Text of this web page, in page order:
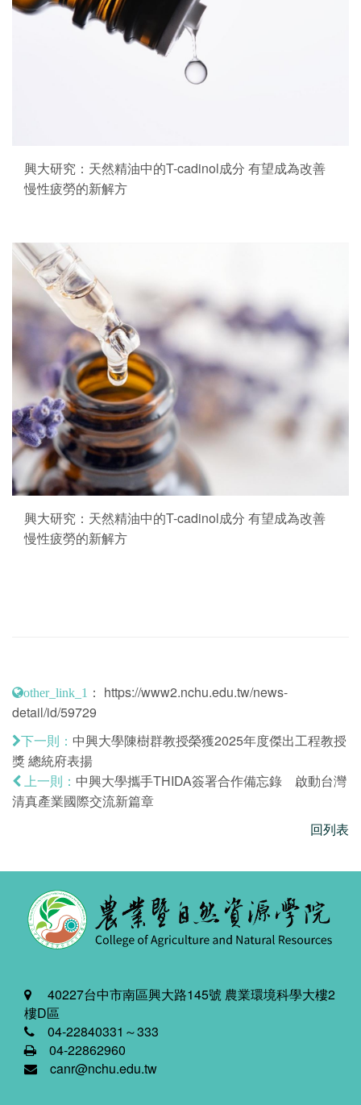
興大研究：天然精油中的T-cadinol成分 有望成為改善
慢性疲勞的新解方
興大研究：天然精油中的T-cadinol成分 有望成為改善
慢性疲勞的新解方
other_link_1 ： https://www2.nchu.edu.tw/news-
detail/id/59729
下一則： 中興大學陳樹群教授榮獲2025年度傑出工程教授
獎 總統府表揚
上一則： 中興大學攜手THIDA簽署合作備忘錄 啟動台灣
清真產業國際交流新篇章
回列表
40227台中市南區興大路145號 農業環境科學大樓2
樓D區
04-22840331～333
04-22862960
canr@nchu.edu.tw